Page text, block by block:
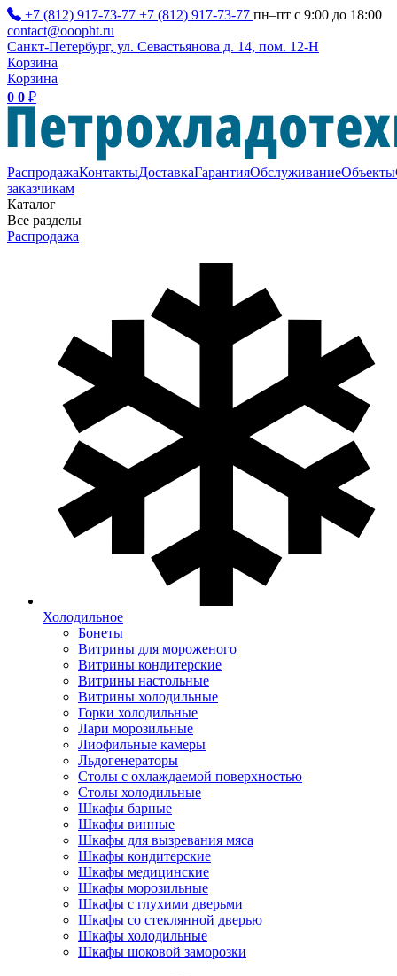
+7 (812) 917-73-77 +7 (812) 917-73-77 пн–пт с 9:00 до 18:00
contact@ooopht.ru
Санкт-Петербург, ул. Севастьянова д. 14, пом. 12-Н
Корзина
Корзина
0 0 ₽
РаспродажаКонтактыДоставкаГарантияОбслуживаниеОбъекты
заказчикам
Каталог
Все разделы
Распродажа
Холодильное
Бонеты
Витрины для мороженого
Витрины кондитерские
Витрины настольные
Витрины холодильные
Горки холодильные
Лари морозильные
Лиофильные камеры
Льдогенераторы
Столы с охлаждаемой поверхностью
Столы холодильные
Шкафы барные
Шкафы винные
Шкафы для вызревания мяса
Шкафы кондитерские
Шкафы медицинские
Шкафы морозильные
Шкафы с глухими дверьми
Шкафы со стеклянной дверью
Шкафы холодильные
Шкафы шоковой заморозки